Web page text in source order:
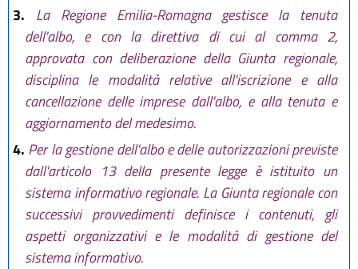
3. La Regione Emilia-Romagna gestisce la tenuta
dell'albo, e con la direttiva di cui al comma 2,
approvata con deliberazione della Giunta regionale,
disciplina le modalità relative all'iscrizione e alla
cancellazione delle imprese dall'albo, e alla tenuta e
aggiornamento del medesimo.
4. Per la gestione dell'albo e delle autorizzazioni previste
dall'articolo 13 della presente legge è istituito un
sistema informativo regionale. La Giunta regionale con
successivi provvedimenti definisce i contenuti, gli
aspetti organizzativi e le modalità di gestione del
sistema informativo.